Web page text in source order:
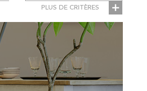
ESTIMATION
ALERTE EMAIL
PLUS DE CRITÈRES